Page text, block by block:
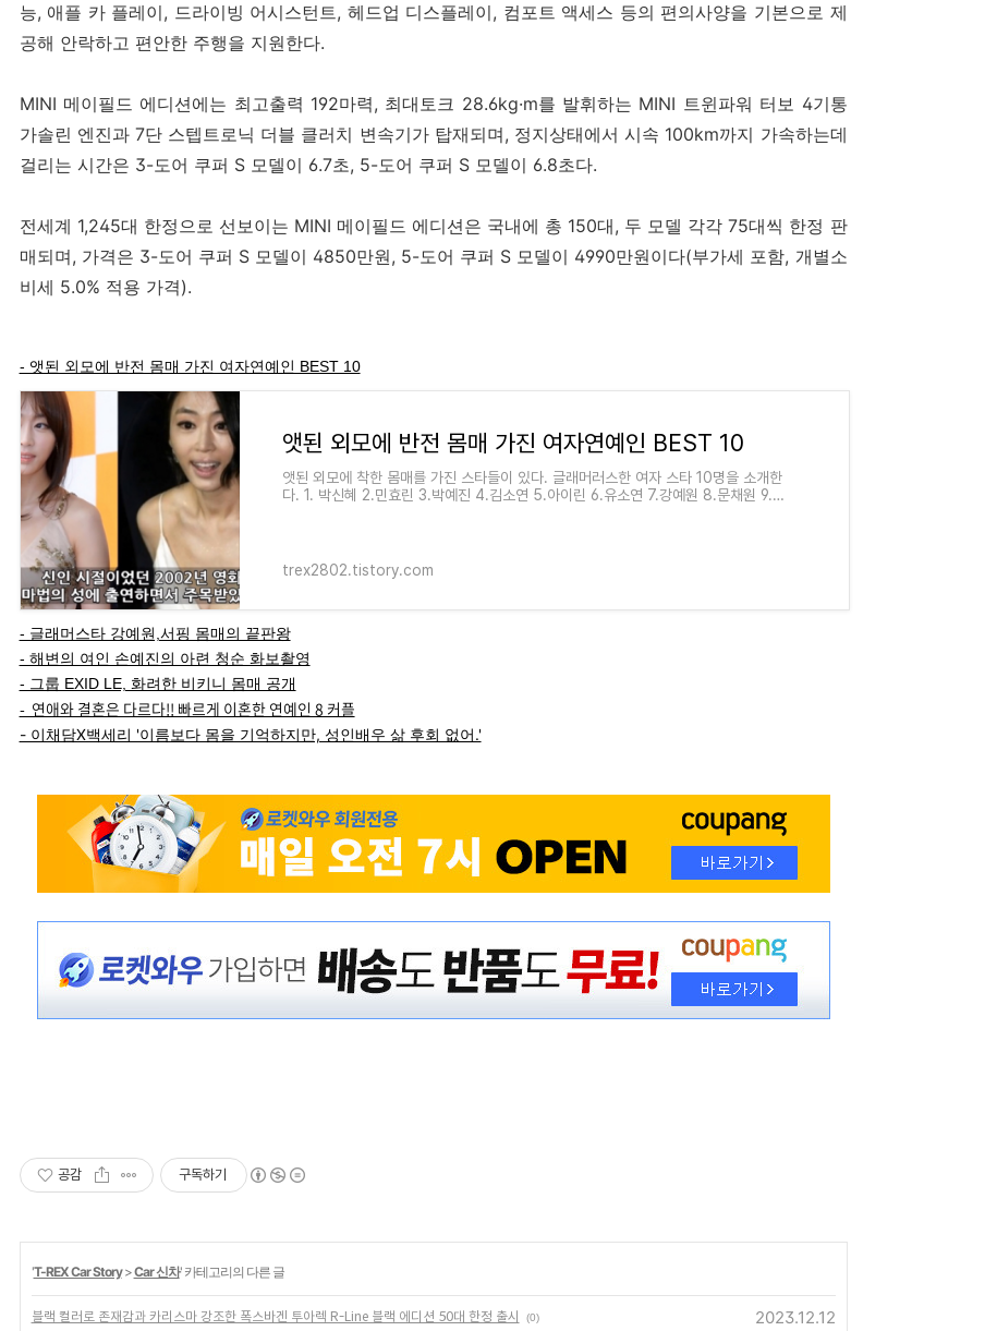
능, 애플 카 플레이, 드라이빙 어시스턴트, 헤드업 디스플레이, 컴포트 액세스 등의 편의사양을 기본으로 제
공해 안락하고 편안한 주행을 지원한다.
MINI 메이필드 에디션에는 최고출력 192마력, 최대토크 28.6kg·m를 발휘하는 MINI 트윈파워 터보 4기통
가솔린 엔진과 7단 스텝트로닉 더블 클러치 변속기가 탑재되며, 정지상태에서 시속 100km까지 가속하는데
걸리는 시간은 3-도어 쿠퍼 S 모델이 6.7초, 5-도어 쿠퍼 S 모델이 6.8초다.
전세계 1,245대 한정으로 선보이는 MINI 메이필드 에디션은 국내에 총 150대, 두 모델 각각 75대씩 한정 판
매되며, 가격은 3-도어 쿠퍼 S 모델이 4850만원, 5-도어 쿠퍼 S 모델이 4990만원이다(부가세 포함, 개별소
비세 5.0% 적용 가격).
- 앳된 외모에 반전 몸매 가진 여자연예인 BEST 10
앳된 외모에 반전 몸매 가진 여자연예인 BEST 10
앳된 외모에 착한 몸매를 가진 스타들이 있다. 글래머러스한 여자 스타 10명을 소개한
다. 1. 박신혜 2.민효린 3.박예진 4.김소연 5.아이린 6.유소연 7.강예원 8.문채원 9.김
trex2802.tistory.com
- 글래머스타 강예원,서핑 몸매의 끝판왕
- 해변의 여인 손예진의 아련 청순 화보촬영
- 그룹 EXID LE, 화려한 비키니 몸매 공개
- 연애와 결혼은 다르다!! 빠르게 이혼한 연예인 8 커플
- 이채담X백세리 '이름보다 몸을 기억하지만, 성인배우 삶 후회 없어.'
공감 구독하기
'T-REX Car Story>Car 신차' 카테고리의 다른 글
블랙 컬러로 존재감과 카리스마 강조한 폭스바겐 투아렉 R-Line 블랙 에디션 50대 한정 출시 (0) 2023.12.12